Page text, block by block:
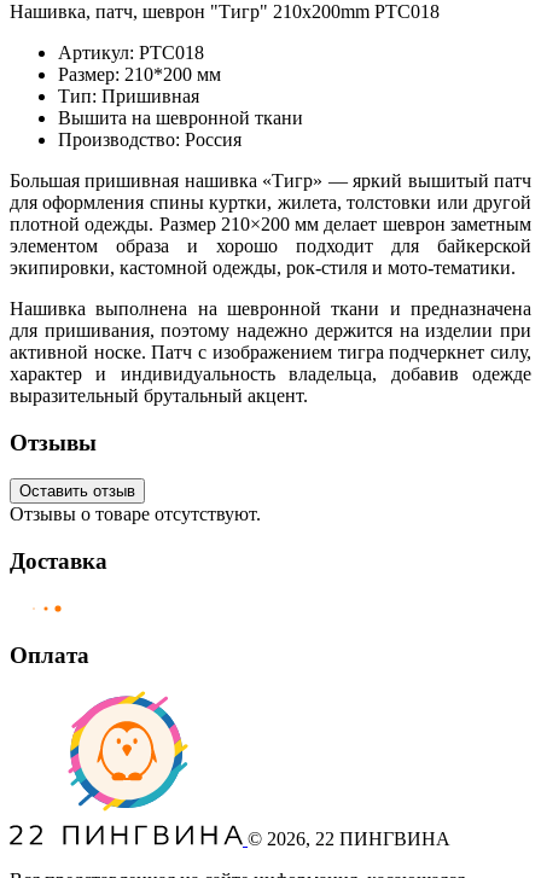
Нашивка, патч, шеврон "Тигр" 210x200mm PTC018
Артикул: PTC018
Размер: 210*200 мм
Тип: Пришивная
Вышита на шевронной ткани
Производство: Россия
Большая пришивная нашивка «Тигр» — яркий вышитый патч
для оформления спины куртки, жилета, толстовки или другой
плотной одежды. Размер 210×200 мм делает шеврон заметным
элементом образа и хорошо подходит для байкерской
экипировки, кастомной одежды, рок-стиля и мото-тематики.
Нашивка выполнена на шевронной ткани и предназначена
для пришивания, поэтому надежно держится на изделии при
активной носке. Патч с изображением тигра подчеркнет силу,
характер и индивидуальность владельца, добавив одежде
выразительный брутальный акцент.
Отзывы
Оставить отзыв
Отзывы о товаре отсутствуют.
Доставка
Оплата
© 2026, 22 ПИНГВИНА